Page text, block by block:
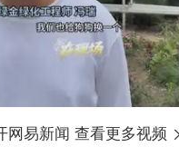
网易新闻 查看更多视频